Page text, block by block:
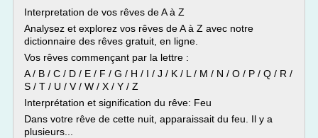
Interpretation de vos rêves de A à Z
Analysez et explorez vos rêves de A à Z avec notre
dictionnaire des rêves gratuit, en ligne.
Vos rêves commençant par la lettre :
A / B / C / D / E / F / G / H / I / J / K / L / M / N / O / P / Q / R /
S / T / U / V / W / X / Y / Z
Interprétation et signification du rêve: Feu
Dans votre rêve de cette nuit, apparaissait du feu. Il y a
plusieurs...